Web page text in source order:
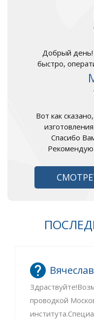
Добрый день!
быстро,
Вот как
Спасибо
Вячеслав
проводкой